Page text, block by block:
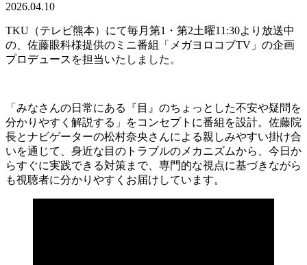
2026.04.10
TKU（テレビ熊本）にて毎月第1・第2土曜11:30より放送中
の、佐藤眼科様提供のミニ番組「メガヨロコブTV」の企画
プロデュースを担当いたしました。
「みなさんの日常にある『目』のちょっとした不安や疑問を
分かりやすく解説する」をコンセプトに番組を設計。佐藤院
長とナビゲーターの松村奈央さんによる親しみやすい掛け合
いを通じて、身近な目のトラブルのメカニズムから、今日か
らすぐに実践できる対策まで、専門的な視点に基づきながら
も視聴者に分かりやすくお届けしています。